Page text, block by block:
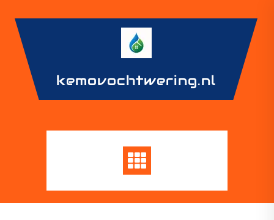
content
kemovochtwering.nl